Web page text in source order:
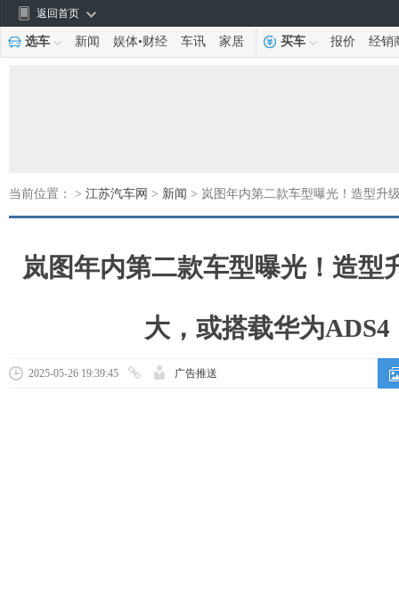
返回首页
选车 新闻 娱体•财经 车讯 家居 买车 报价 经销
当前位置： > 江苏汽车网 > 新闻 > 岚图年内第二款车型曝光！造型升
岚图年内第二款车型曝光！造型
大，或搭载华为ADS4
2025-05-26 19:39:45 广告推送